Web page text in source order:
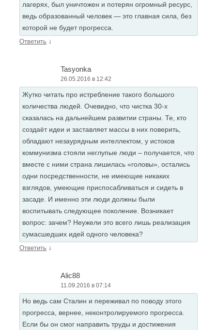
лагерях, был уничтожен и потерян огромный ресурс,
ведь образованный человек — это главная сила, без
которой не будет прогресса.
Ответить ↓
Tasyonka
26.05.2016 в 12:42
Жутко читать про истребление такого большого
количества людей. Очевидно, что чистка 30-х
сказалась на дальнейшем развитии страны. Те, кто
создаёт идеи и заставляет массы в них поверить,
обладают незаурядным интеллектом, у истоков
коммунизма стояли неглупые люди – получается, что
вместе с ними страна лишилась «головы», остались
одни посредственности, не имеющие никаких
взглядов, умеющие приспосабливаться и сидеть в
засаде. И именно эти люди должны были
воспитывать следующее поколение. Возникает
вопрос: зачем? Неужели это всего лишь реализация
сумасшедших идей одного человека?
Ответить ↓
Alic88
11.09.2016 в 07:14
Но ведь сам Сталин и переживал по поводу этого
прогресса, вернее, неконтролируемого прогресса.
Если бы он смог направить труды и достижения